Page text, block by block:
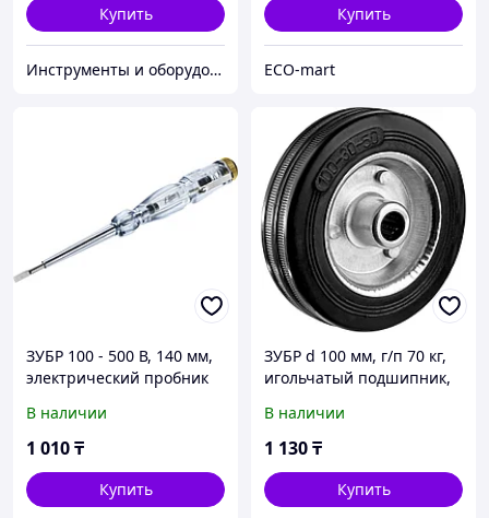
Купить
Инструменты и оборудование StellarTrade
Купить
ECO-mart
ЗУБР 100 - 500 В, 140 мм,
электрический пробник
В наличии
1 010₸
Купить
ЗУБР d 100 мм, г/п 70 кг,
игольчатый подшипник,
Профессионал (30936-100)
В наличии
1 130₸
Купить